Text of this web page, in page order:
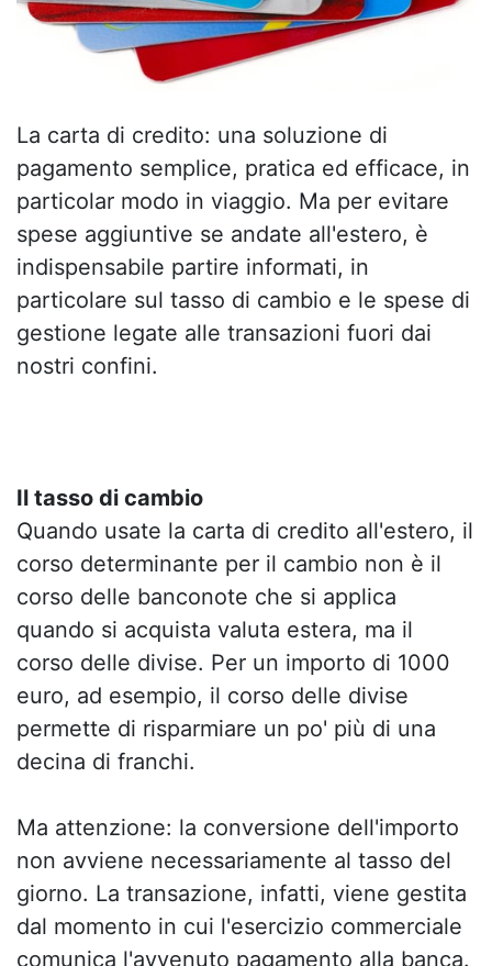
La carta di credito: una soluzione di
pagamento semplice, pratica ed efficace, in
particolar modo in viaggio. Ma per evitare
spese aggiuntive se andate all'estero, è
indispensabile partire informati, in
particolare sul tasso di cambio e le spese di
gestione legate alle transazioni fuori dai
nostri confini.
Il tasso di cambio
Quando usate la carta di credito all'estero, il
corso determinante per il cambio non è il
corso delle banconote che si applica
quando si acquista valuta estera, ma il
corso delle divise. Per un importo di 1000
euro, ad esempio, il corso delle divise
permette di risparmiare un po' più di una
decina di franchi.
Ma attenzione: la conversione dell'importo
non avviene necessariamente al tasso del
giorno. La transazione, infatti, viene gestita
dal momento in cui l'esercizio commerciale
comunica l'avvenuto pagamento alla banca.